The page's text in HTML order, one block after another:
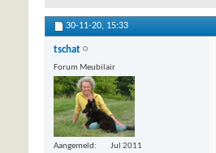
30-11-20, 15:33
tschat
Forum Meubilair
Aangemeld
Jul 2011